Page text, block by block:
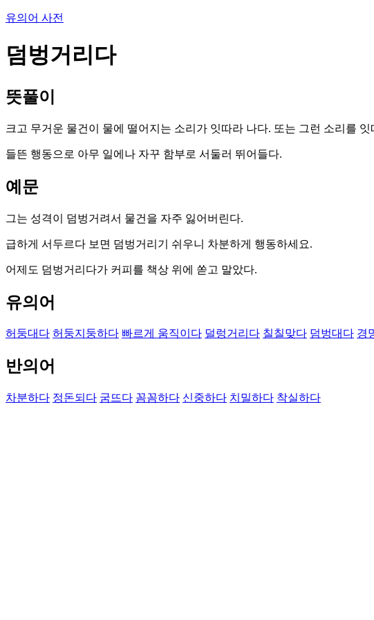
유의어 사전
덤벙거리다
뜻풀이
크고 무거운 물건이 물에 떨어지는 소리가 잇따라 나다. 또는 그런 소리를 잇
들뜬 행동으로 아무 일에나 자꾸 함부로 서둘러 뛰어들다.
예문
그는 성격이 덤벙거려서 물건을 자주 잃어버린다.
급하게 서두르다 보면 덤벙거리기 쉬우니 차분하게 행동하세요.
어제도 덤벙거리다가 커피를 책상 위에 쏟고 말았다.
유의어
허둥대다 허둥지둥하다 빠르게 움직이다 덜렁거리다 칠칠맞다 덤벙대다 경
반의어
차분하다 정돈되다 굼뜨다 꼼꼼하다 신중하다 치밀하다 착실하다